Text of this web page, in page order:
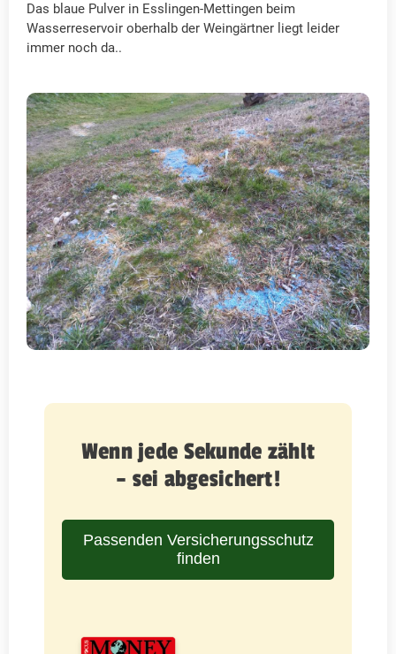
Das blaue Pulver in Esslingen-Mettingen beim
Wasserreservoir oberhalb der Weingärtner liegt leider
immer noch da..
Wenn jede Sekunde zählt
– sei abgesichert!
Passenden Versicherungsschutz
finden